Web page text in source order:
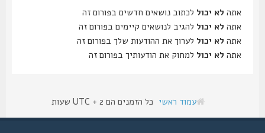
לא יכול לכתוב נושאים חדשים בפורום זה
לא יכול להגיב לנושאים קיימים בפורום זה
לא יכול לערוך את ההודעות שלך בפורום זה
לא יכול למחוק את הודעותיך בפורום זה
עמוד ראשי כל הזמנים הם UTC + 2 שעות